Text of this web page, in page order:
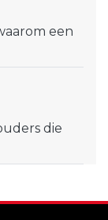
een
die